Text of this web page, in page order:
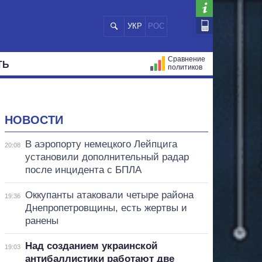
УКР РОС
Сравнение
политиков
НОВОСТИ
20:08
В аэропорту немецкого Лейпцига
установили дополнительный радар
после инцидента с БПЛА
19:36
Оккупанты атаковали четыре района
Днепропетровщины, есть жертвы и
ранены
19:03
Над созданием украинской
антибаллистики работают две